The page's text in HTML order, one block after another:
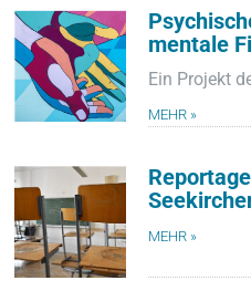
mentale
Ein Projekt
MEHR »
MEHR »